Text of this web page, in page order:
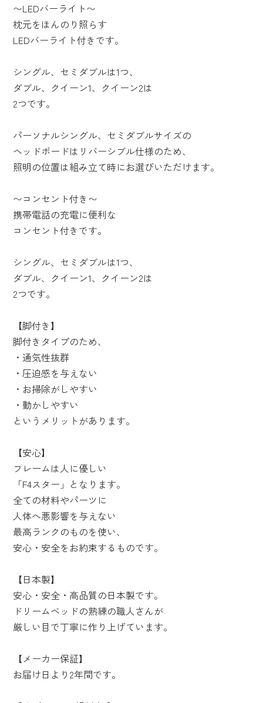
〜LEDバーライト〜
枕元をほんのり照らす
LEDバーライト付きです。
シングル、セミダブルは1つ、
ダブル、クイーン1、クイーン2は
2つです。
パーソナルシングル、セミダブルサイズの
ヘッドボードはリバーシブル仕様のため、
照明の位置は組み立て時にお選びいただけます。
〜コンセント付き〜
携帯電話の充電に便利な
コンセント付きです。
シングル、セミダブルは1つ、
ダブル、クイーン1、クイーン2は
2つです。
【脚付き】
脚付きタイプのため、
・通気性抜群
・圧迫感を与えない
・お掃除がしやすい
・動かしやすい
というメリットがあります。
【安心】
フレームは人に優しい
「F4スター」となります。
全ての材料やパーツに
人体へ悪影響を与えない
最高ランクのものを使い、
安心・安全をお約束するものです。
【日本製】
安心・安全・高品質の日本製です。
ドリームベッドの熟練の職人さんが
厳しい目で丁寧に作り上げています。
【メーカー保証】
お届け日より2年間です。